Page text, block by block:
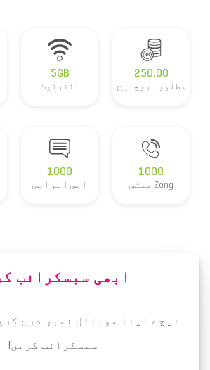
250.00
مطلوبہ ریچارج
5GB
انٹرنیٹ
1000
Zong منٹس
1000
ایس ایم ایس
ابھی سبسکرائب
نیچے اپنا موبائل نمبر درج
سبسکرائب کریں!